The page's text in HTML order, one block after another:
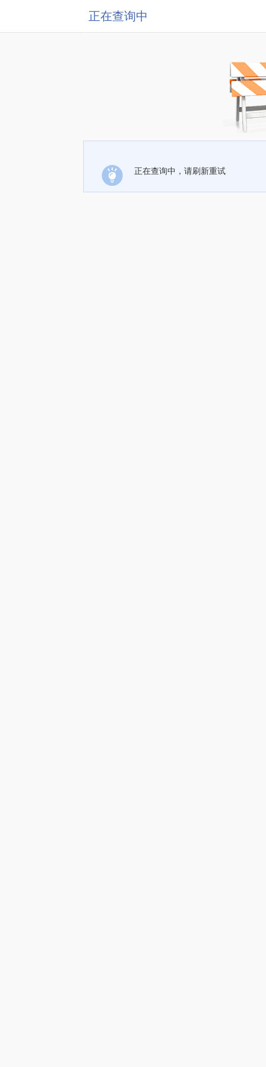
正在查询中
正在查询中，请刷新重试